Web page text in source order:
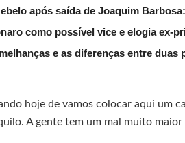
após saída de Joaquim
como possível vice e elogia ex-
e as diferenças entre duas
hoje de vamos colocar aqui um
A gente tem um mal muito